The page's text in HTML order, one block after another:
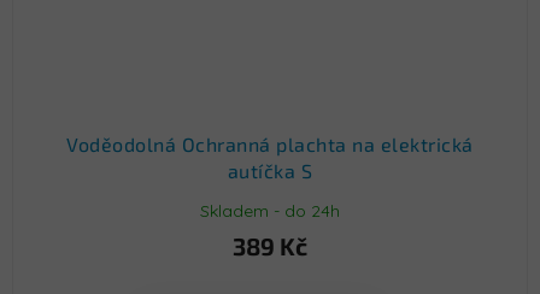
Voděodolná Ochranná plachta na elektrická
autíčka S
Skladem - do 24h
389 Kč